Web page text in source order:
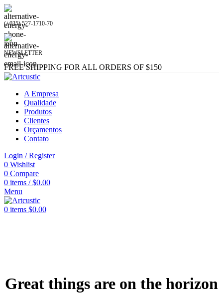
(+035) 527-1710-70
NEWSLETTER
FREE SHIPPING FOR ALL ORDERS OF $150
A Empresa
Qualidade
Produtos
Clientes
Orçamentos
Contato
Login / Register
0 Wishlist
0 Compare
0 items / $0.00
Menu
0 items $0.00
Great things are on the horizon